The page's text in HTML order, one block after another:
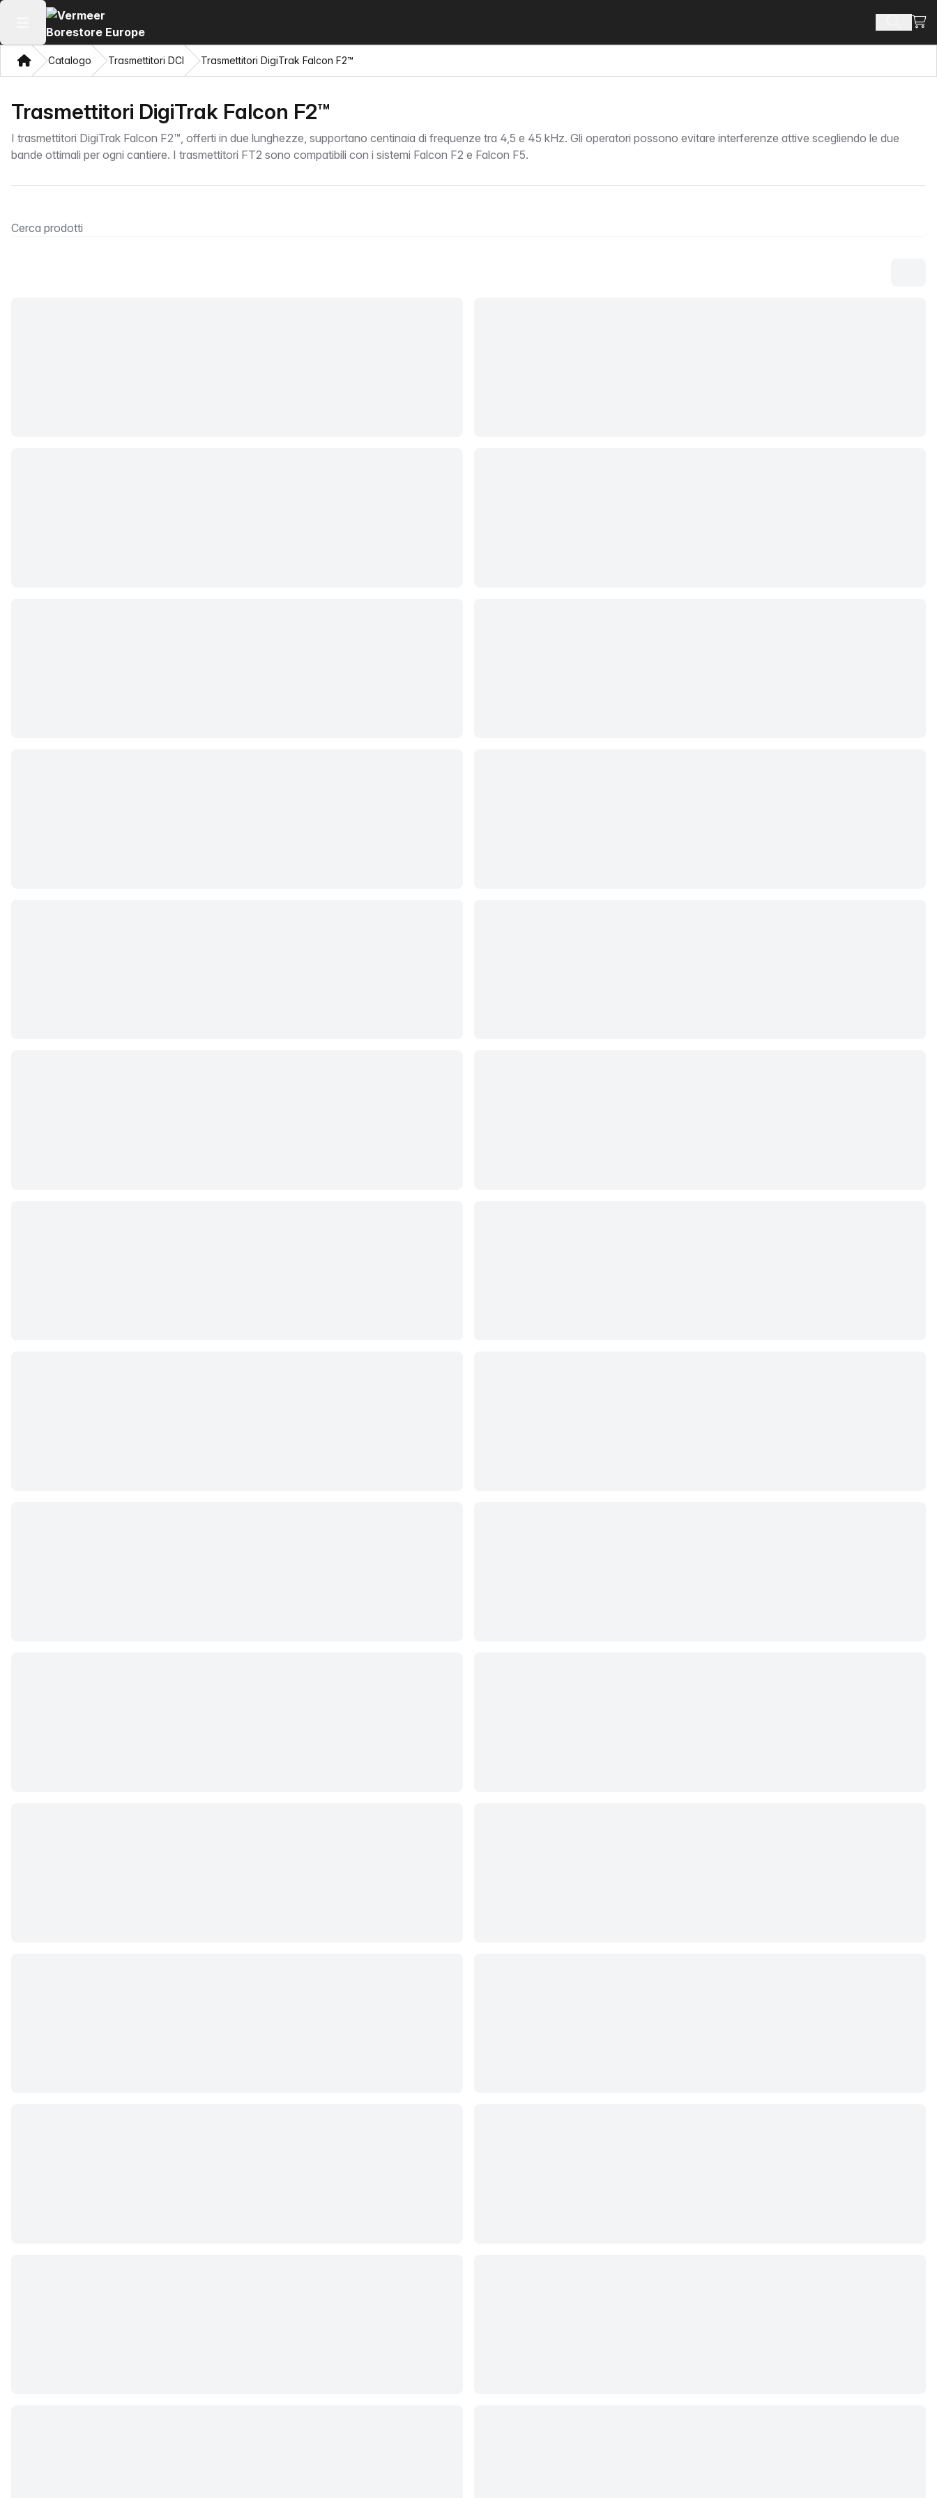
Apri il menu principale Cerca
Home page
Catalogo Trasmettitori DCI Trasmettitori DigiTrak Falcon F2™
Trasmettitori DigiTrak Falcon F2™
I trasmettitori DigiTrak Falcon F2™, offerti in due lunghezze, supportano centinaia di frequenze tra 4,5 e 45 kHz. Gli operatori possono evitare interferenze attive scegliendo le due
bande ottimali per ogni cantiere. I trasmettitori FT2 sono compatibili con i sistemi Falcon F2 e Falcon F5.